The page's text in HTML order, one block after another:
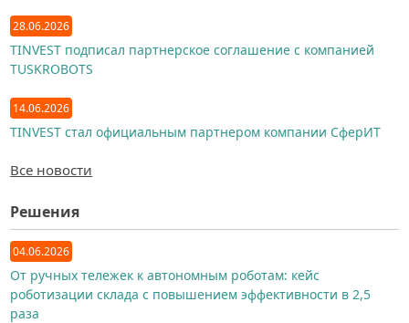
28.06.2026
TINVEST подписал партнерское соглашение с компанией
TUSKROBOTS
14.06.2026
TINVEST стал официальным партнером компании СферИТ
Все новости
Решения
04.06.2026
От ручных тележек к автономным роботам: кейс
роботизации склада с повышением эффективности в 2,5
раза